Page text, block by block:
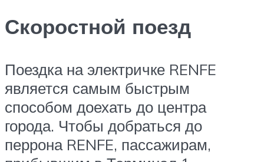
Скоростной поезд
Поездка на электричке RENFE
является самым быстрым
способом доехать до центра
города. Чтобы добраться до
перрона RENFE, пассажирам,